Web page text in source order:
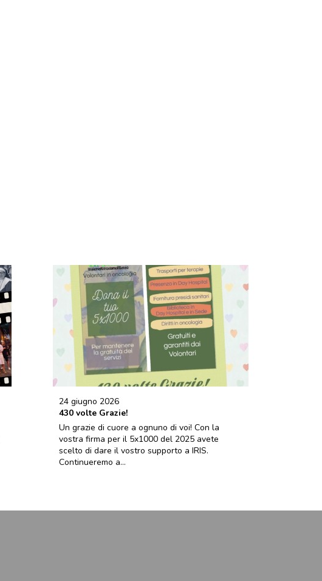
24 giugno 2026
430 volte Grazie!
Un grazie di cuore a ognuno di voi! Con la
vostra firma per il 5x1000 del 2025 avete
scelto di dare il vostro supporto a IRIS.
Continueremo a...